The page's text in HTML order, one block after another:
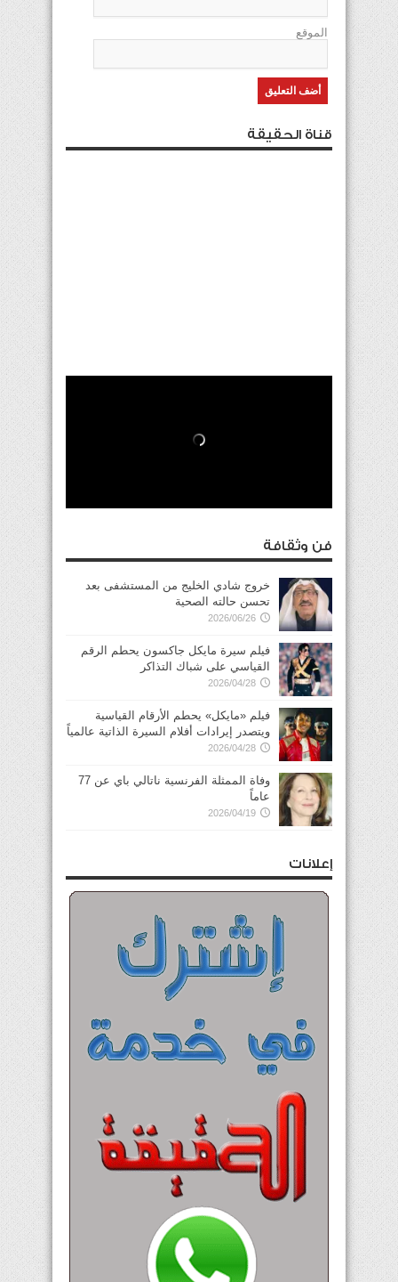
الموقع
قناة الحقيقة
فن وثقافة
خروج شادي الخليج من المستشفى بعد
تحسن حالته الصحية
2026/06/26
فيلم سيرة مايكل جاكسون يحطم الرقم
القياسي على شباك التذاكر
2026/04/28
فيلم «مايكل» يحطم الأرقام القياسية
ويتصدر إيرادات أفلام السيرة الذاتية عالمياً
2026/04/28
وفاة الممثلة الفرنسية ناتالي باي عن 77
عاماً
2026/04/19
إعلانات